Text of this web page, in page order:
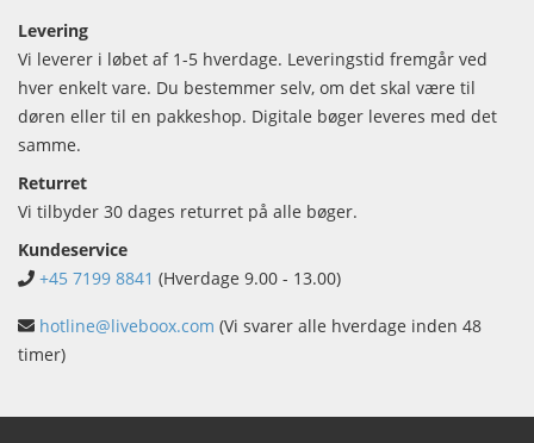
Levering
Vi leverer i løbet af 1-5 hverdage. Leveringstid fremgår ved
hver enkelt vare. Du bestemmer selv, om det skal være til
døren eller til en pakkeshop. Digitale bøger leveres med det
samme.
Returret
Vi tilbyder 30 dages returret på alle bøger.
Kundeservice
+45 7199 8841 (Hverdage 9.00 - 13.00)
hotline@liveboox.com (Vi svarer alle hverdage inden 48
timer)